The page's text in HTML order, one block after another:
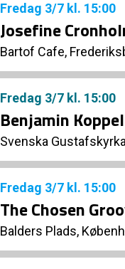
Fredag 3/7 kl. 15:00
Josefine
Bartof Cafe,
Fredag 3/7 kl. 15:00
Benjamin
Svenska
Fredag 3/7 kl. 15:00
The Chosen
Balders Plads,